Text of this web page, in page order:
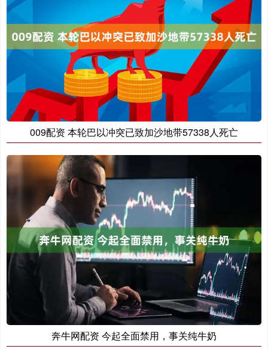
009配资 本轮巴以冲突已致加沙地带57338人死亡
奔牛网配资 今起全面禁用，事关纯牛奶